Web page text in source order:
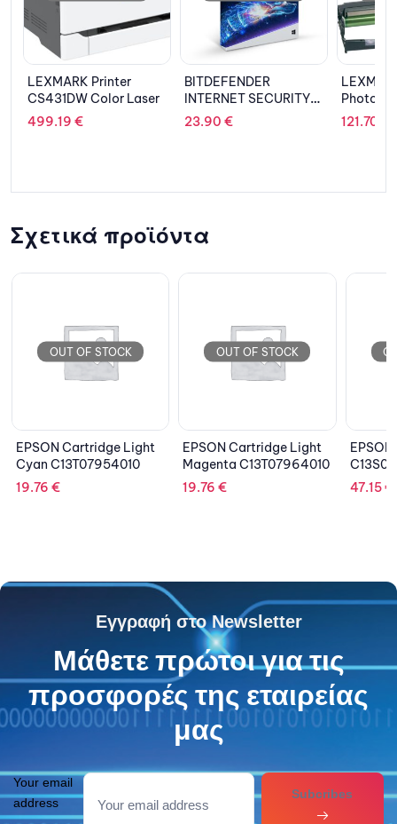
Laser
BITDEFENDER
INTERNET SECURITY
1PC 1 Mobile Security 1
23.90
LEXMARK
Photoconductor Unit
Σχετικά προϊόντα
Light
OUT OF STOCK
EPSON Cartridge Light
Magenta C13T07964010
OUT OF STOCK
EPSON Cartridge Black
C13S020452
Εγγραφή στο Newsletter
Μάθετε πρώτοι για τις
προσφορές της εταιρείας
μας
Your email
address
Subcribes